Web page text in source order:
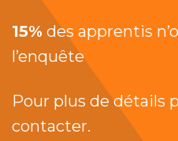
15% des apprentis
l’enquête
Pour plus de détails
contacter.